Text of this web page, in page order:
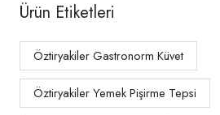
Ürün Etiketleri
Öztiryakiler Gastronorm Küvet
Öztiryakiler Yemek Pişirme Tepsi